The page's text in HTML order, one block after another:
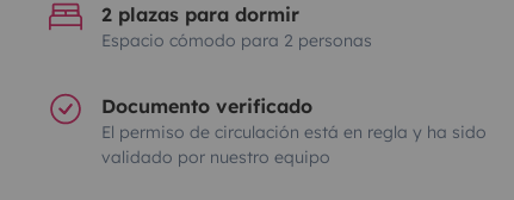
2 plazas para dormir
Espacio cómodo para 2 personas
Documento verificado
El permiso de circulación está en regla y ha sido
validado por nuestro equipo